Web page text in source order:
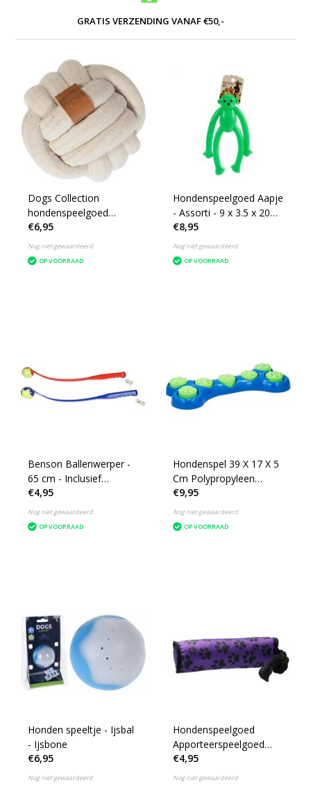
GRATIS VERZENDING VANAF €50,-
Dogs Collection
hondenspeelgoed
knoopbal crème 10 cm
€6,95
Nog niet gewaardeerd
OP VOORRAAD
Hondenspeelgoed Aapje
- Assorti - 9 x 3.5 x 20
cm
€8,95
Nog niet gewaardeerd
OP VOORRAAD
Benson Ballenwerper -
65 cm - Inclusief
Tennisbal - per stuk
€4,95
Nog niet gewaardeerd
OP VOORRAAD
Hondenspel 39 X 17 X 5
Cm Polypropyleen
Blauw/groen
€9,95
Nog niet gewaardeerd
OP VOORRAAD
Honden speeltje - Ijsbal
- Ijsbone
€6,95
Nog niet gewaardeerd
Hondenspeelgoed
Apporteerspeelgoed
Paars
€4,95
Nog niet gewaardeerd